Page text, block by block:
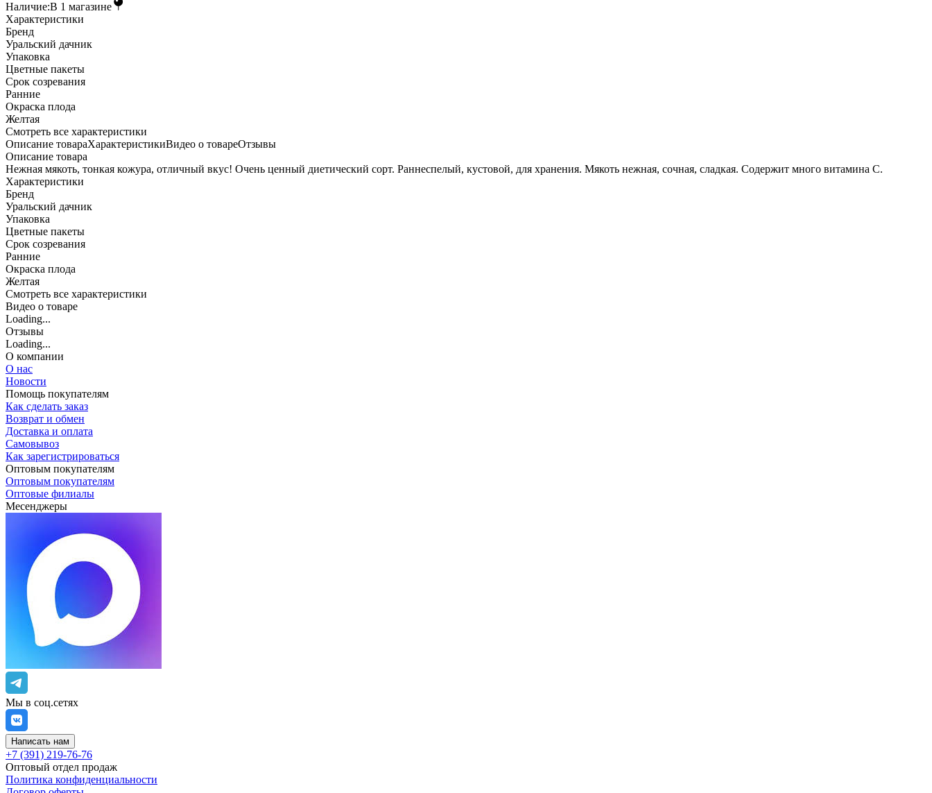
Наличие:В 1 магазине
Характеристики
Бренд
Уральский дачник
Упаковка
Цветные пакеты
Срок созревания
Ранние
Окраска плода
Желтая
Cмотреть все характеристики
Описание товараХарактеристикиВидео о товареОтзывы
Описание товара
Нежная мякоть, тонкая кожура, отличный вкус! Очень ценный диетический сорт. Раннеспелый, кустовой, для хранения. Мякоть нежная, сочная, сладкая. Содержит много витамина С.
Характеристики
Бренд
Уральский дачник
Упаковка
Цветные пакеты
Срок созревания
Ранние
Окраска плода
Желтая
Cмотреть все характеристики
Видео о товаре
Loading...
Отзывы
Loading...
О компании
О нас
Новости
Помощь покупателям
Как сделать заказ
Возврат и обмен
Доставка и оплата
Самовывоз
Как зарегистрироваться
Оптовым покупателям
Оптовым покупателям
Оптовые филиалы
Месенджеры
Мы в соц.сетях
Написать нам
+7 (391) 219-76-76
Оптовый отдел продаж
Политика конфиденциальности